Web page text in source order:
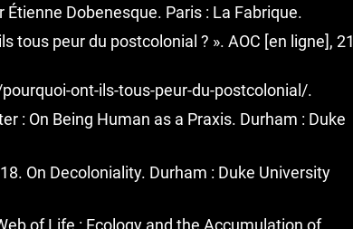
Dobenesque. Paris : La Fabrique.
tous peur du postcolonial ? ». AOC [en ligne], 21
ont-ils-tous-peur-du-postcolonial/.
: On Being Human as a Praxis. Durham : Duke
On Decoloniality. Durham : Duke University
of Life : Ecology and the Accumulation of